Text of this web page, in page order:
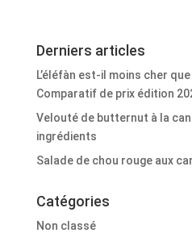
Derniers articles
L’éléfàn est-il moins cher
Comparatif de prix édition
Velouté de butternut à la
ingrédients
Salade de chou rouge aux
Catégories
Non classé